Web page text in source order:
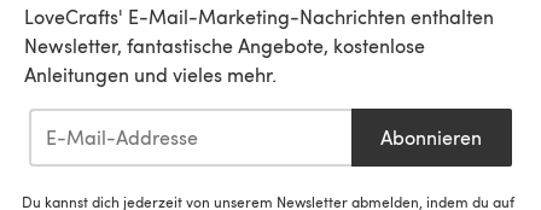
LoveCrafts' E-Mail-Marketing-Nachrichten enthalten
Newsletter, fantastische Angebote, kostenlose
Anleitungen und vieles mehr.
Abonnieren
Du kannst dich jederzeit von unserem Newsletter abmelden, indem du auf